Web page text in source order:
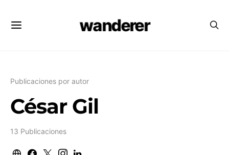
wanderer
Publicaciones por autor
César Gil
13 Publicaciones